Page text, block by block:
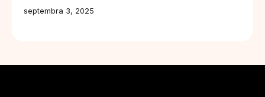
septembra 3, 2025